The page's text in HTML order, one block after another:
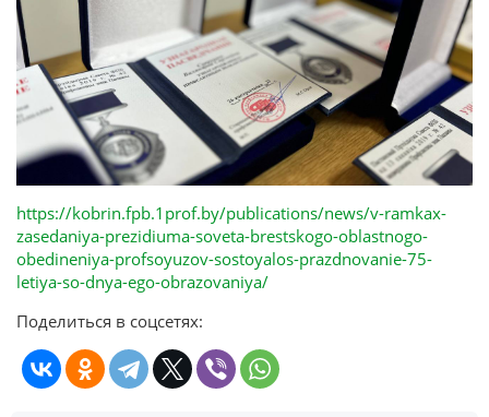
https://kobrin.fpb.1prof.by/publications/news/v-ramkax-
zasedaniya-prezidiuma-soveta-brestskogo-oblastnogo-
obedineniya-profsoyuzov-sostoyalos-prazdnovanie-75-
letiya-so-dnya-ego-obrazovaniya/
Поделиться в соцсетях: